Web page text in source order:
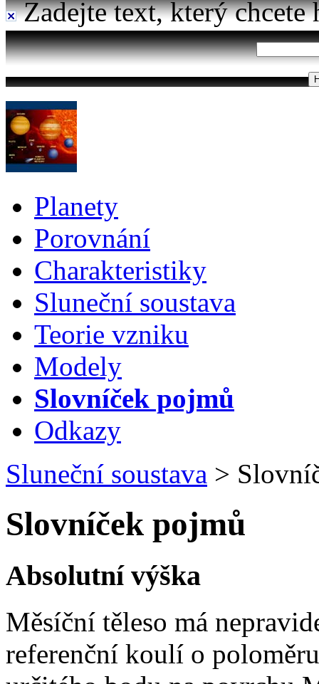
Zadejte text, který chcete
Planety
Porovnání
Charakteristiky
Sluneční soustava
Teorie vzniku
Modely
Slovníček pojmů
Odkazy
Sluneční soustava >
Slovníček pojmů
Absolutní výška
Měsíční těleso má
referenční koulí o